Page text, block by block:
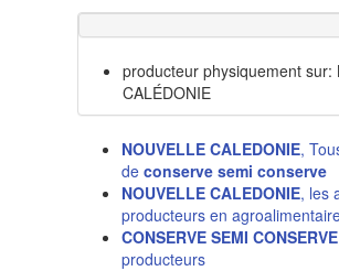
producteur physiquement sur:
CALÉDONIE
NOUVELLE CALEDONIE,
de conserve semi conserve
NOUVELLE CALEDONIE, les
producteurs en
CONSERVE SEMI CONSERVE
producteurs